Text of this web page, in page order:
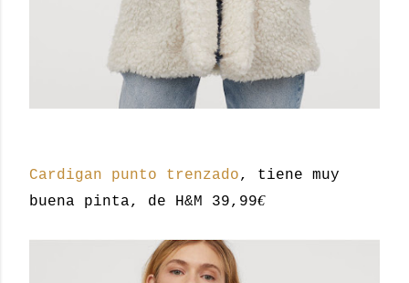
Cardigan punto trenzado, tiene muy
buena pinta, de H&M 39,99€